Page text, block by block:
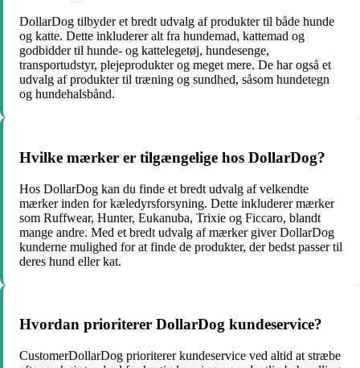
DollarDog tilbyder et bredt udvalg af produkter til både hunde
og katte. Dette inkluderer alt fra hundemad, kattemad og
godbidder til hunde- og kattelegetøj, hundesenge,
transportudstyr, plejeprodukter og meget mere. De har også et
udvalg af produkter til træning og sundhed, såsom hundetegn
og hundehalsbånd.
Hvilke mærker er tilgængelige hos DollarDog?
Hos DollarDog kan du finde et bredt udvalg af velkendte
mærker inden for kæledyrsforsyning. Dette inkluderer mærker
som Ruffwear, Hunter, Eukanuba, Trixie og Ficcaro, blandt
mange andre. Med et bredt udvalg af mærker giver DollarDog
kunderne mulighed for at finde de produkter, der bedst passer til
deres hund eller kat.
Hvordan prioriterer DollarDog kundeservice?
CustomerDollarDog prioriterer kundeservice ved altid at stræbe